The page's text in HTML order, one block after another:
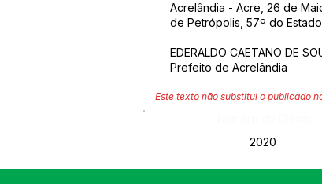
Acrelândia - Acre, 26 de
de Petrópolis, 57º do
EDERALDO CAETANO DE
Prefeito de Acrelândia
Este texto não substitui o publicado
2020